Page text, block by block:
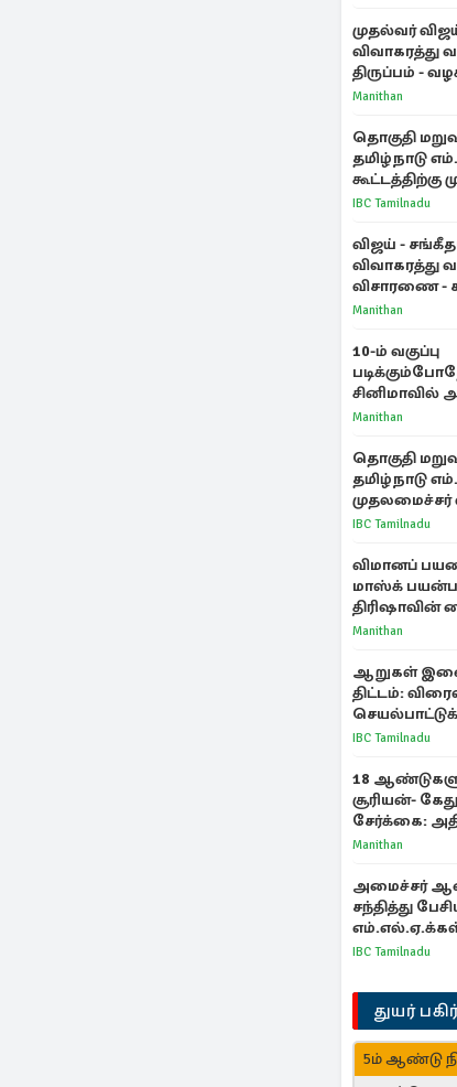
முதல்வர்
விவாகரத்து
திருப்பம் -
பெற்ற சங்கீதா!
Manithan
தொகுதி
தமிழ்நாடு
கூட்டத்திற்கு
விஜய் அழைப்பு
IBC Tamilnadu
விஜய் -
விவாகரத்து
விசாரணை
மூலம் ஆஜராக
Manithan
10-ம் வகுப்பு
சினிமாவில்
த்ரிஷா!
காந்தி
Manithan
தொகுதி
தமிழ்நாடு
முதலமைச்சர்
ஆலோசனை
IBC Tamilnadu
விமானப்
மாஸ்க்
திரிஷாவின்
செல்ஃபிக்கு
Manithan
ஆறுகள்
திட்டம்:
பிரதமருக்கு
IBC Tamilnadu
18
சூரியன்-
சேர்க்கை:
பெறும் 3
Manithan
அமைச்சர்
சந்தித்து
IBC Tamilnadu
துயர்
5ம் ஆண்டு